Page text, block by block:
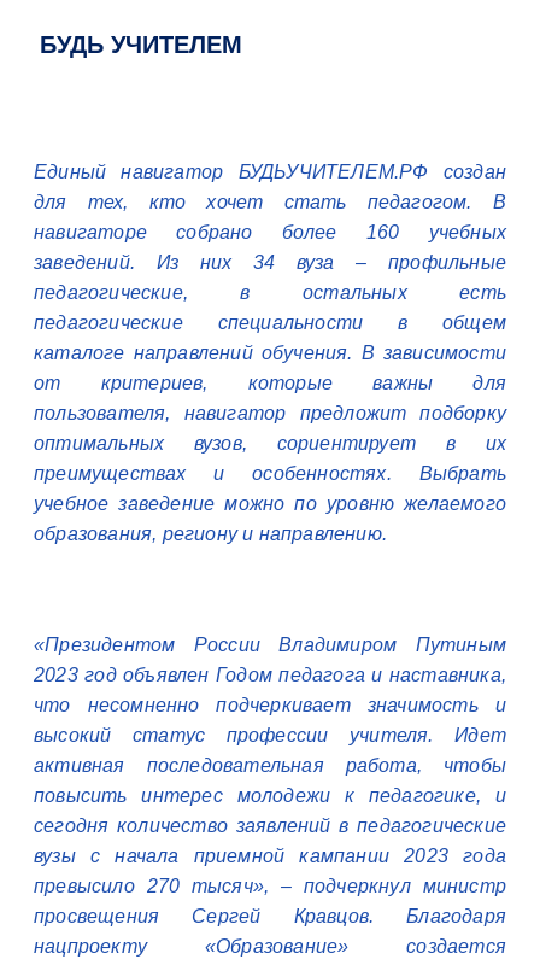
БУДЬ УЧИТЕЛЕМ
Единый навигатор БУДЬУЧИТЕЛЕМ.РФ создан
для тех, кто хочет стать педагогом. В
навигаторе собрано более 160 учебных
заведений. Из них 34 вуза – профильные
педагогические, в остальных есть
педагогические специальности в общем
каталоге направлений обучения. В зависимости
от критериев, которые важны для
пользователя, навигатор предложит подборку
оптимальных вузов, сориентирует в их
преимуществах и особенностях. Выбрать
учебное заведение можно по уровню желаемого
образования, региону и направлению.
«Президентом России Владимиром Путиным
2023 год объявлен Годом педагога и наставника,
что несомненно подчеркивает значимость и
высокий статус профессии учителя. Идет
активная последовательная работа, чтобы
повысить интерес молодежи к педагогике, и
сегодня количество заявлений в педагогические
вузы с начала приемной кампании 2023 года
превысило 270 тысяч», – подчеркнул министр
просвещения Сергей Кравцов. Благодаря
нацпроекту «Образование» создается